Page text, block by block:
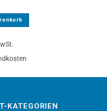
KATEGORIEN